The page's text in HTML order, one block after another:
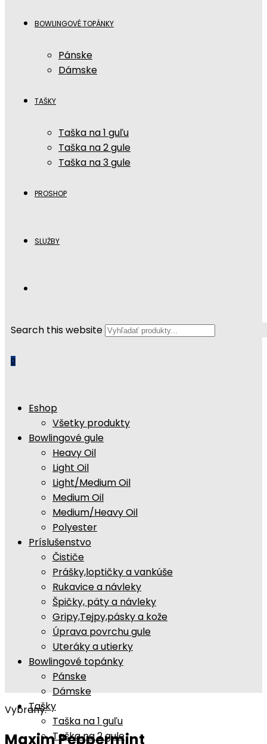
BOWLINGOVÉ TOPÁNKY
Pánske
Dámske
TAŠKY
Taška na 1 guľu
Taška na 2 gule
Taška na 3 gule
PROSHOP
SLUŽBY
Search this website
0
Eshop
Všetky produkty
Bowlingové gule
Heavy Oil
Light Oil
Light/Medium Oil
Medium Oil
Medium/Heavy Oil
Polyester
Príslušenstvo
Čističe
Prášky,loptičky a vankúše
Rukavice a návleky
Špičky, päty a návleky
Gripy,Tejpy,pásky a kože
Úprava povrchu gule
Uteráky a utierky
Bowlingové topánky
Pánske
Dámske
Tašky
Taška na 1 guľu
Taška na 2 gule
Vybraný:
Maxim Peppermint